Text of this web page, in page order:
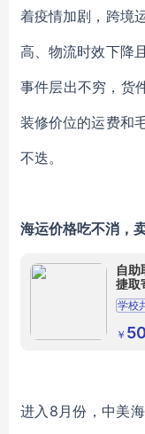
着疫情加剧，跨境
高、物流时效下降
事件层出不穷，货
装修价位的运费和
不迭。
海运价格吃不消，
自助
捷取
学校
智能
￥
进入8月份，中美